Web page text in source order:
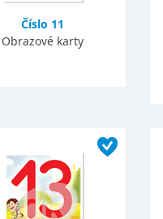
Číslo 11
Obrazové karty